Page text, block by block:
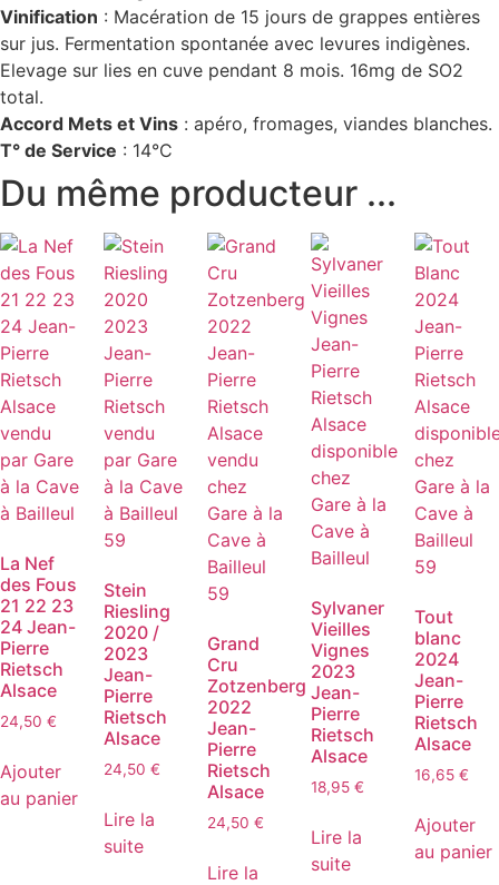
Vinification : Macération de 15 jours de grappes entières
sur jus. Fermentation spontanée avec levures indigènes.
Elevage sur lies en cuve pendant 8 mois. 16mg de SO2
total.
Accord Mets et Vins : apéro, fromages, viandes blanches.
T° de Service : 14°C
Du même producteur ...
La Nef
des Fous
21 22 23
24 Jean-
Pierre
Rietsch
Alsace
24,50 €
Ajouter
au panier
Stein
Riesling
2020 /
2023
Jean-
Pierre
Rietsch
Alsace
24,50 €
Lire la
suite
Grand
Cru
Zotzenberg
2022
Jean-
Pierre
Rietsch
Alsace
24,50 €
Lire la
Sylvaner
Vieilles
Vignes
2023
Jean-
Pierre
Rietsch
Alsace
18,95 €
Lire la
suite
Tout
blanc
2024
Jean-
Pierre
Rietsch
Alsace
16,65 €
Ajouter
au panier